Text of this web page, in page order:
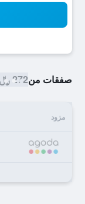
صفقات من272 ﷼
مزود